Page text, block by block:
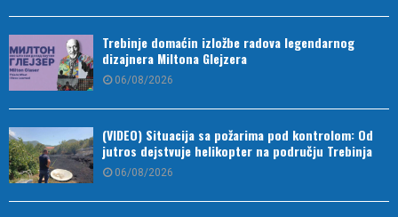
Trebinje domaćin izložbe radova legendarnog
dizajnera Miltona Glejzera
06/08/2026
(VIDEO) Situacija sa požarima pod kontrolom: Od
jutros dejstvuje helikopter na području Trebinja
06/08/2026